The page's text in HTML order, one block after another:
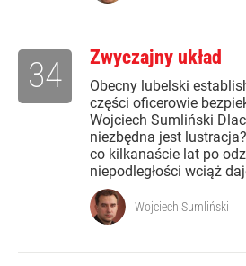
Zwyczajny układ
Obecny lubelski
części oficerowie
Wojciech Sumliński
niezbędna jest
co kilkanaście lat po
niepodległości wciąż
34
Wojciech Sumliński